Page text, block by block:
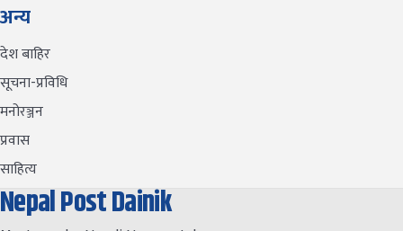
अन्य
देश बाहिर
सूचना-प्रविधि
मनोरञ्जन
प्रवास
साहित्य
Nepal Post Dainik